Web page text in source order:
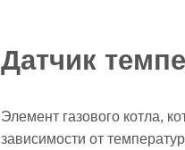
Датчик
Элемент газового котла,
зависимости от